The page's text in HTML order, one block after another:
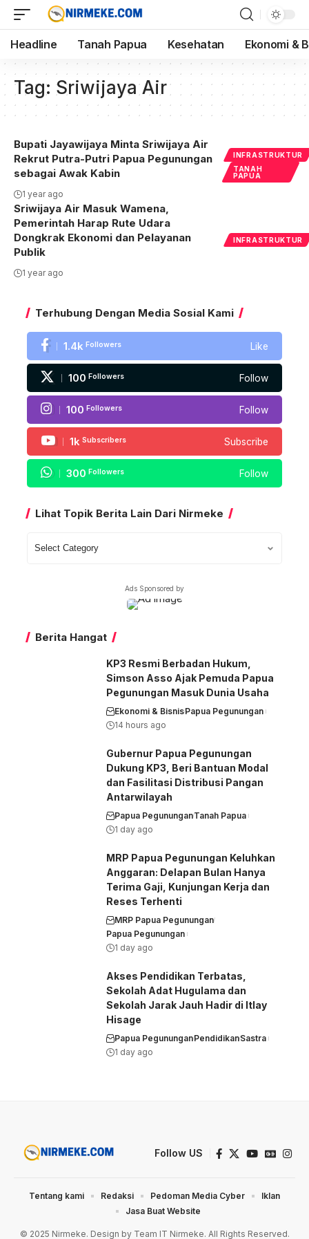
Headline Tanah Papua Kesehatan Ekonomi &
Tag: Sriwijaya Air
INFRASTRUKTUR
TANAH
PAPUA
Bupati Jayawijaya Minta Sriwijaya Air
Rekrut Putra-Putri Papua Pegunungan
sebagai Awak Kabin
1 year ago
INFRASTRUKTUR
Sriwijaya Air Masuk Wamena,
Pemerintah Harap Rute Udara
Dongkrak Ekonomi dan Pelayanan
Publik
1 year ago
Terhubung Dengan Media Sosial Kami
1.4k Followers Like
100 Followers Follow
100 Followers Follow
1k Subscribers Subscribe
300 Followers Follow
Lihat Topik Berita Lain Dari Nirmeke
Ads Sponsored by
Berita Hangat
KP3 Resmi Berbadan Hukum,
Simson Asso Ajak Pemuda Papua
Pegunungan Masuk Dunia Usaha
Ekonomi & BisnisPapua Pegunungan
14 hours ago
Gubernur Papua Pegunungan
Dukung KP3, Beri Bantuan Modal
dan Fasilitasi Distribusi Pangan
Antarwilayah
Papua PegununganTanah Papua
1 day ago
MRP Papua Pegunungan Keluhkan
Anggaran: Delapan Bulan Hanya
Terima Gaji, Kunjungan Kerja dan
Reses Terhenti
MRP Papua Pegunungan
Papua Pegunungan
1 day ago
Akses Pendidikan Terbatas,
Sekolah Adat Hugulama dan
Sekolah Jarak Jauh Hadir di Itlay
Hisage
Papua PegununganPendidikanSastra
1 day ago
Follow US
© 2025 Nirmeke. Design by Team IT Nirmeke. All Rights Reserved.
Tentang kami Redaksi Pedoman Media Cyber
Iklan
Jasa Buat Website